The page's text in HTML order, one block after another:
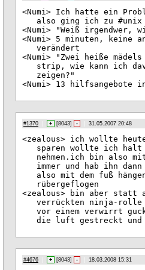
<Numi> Ich hatte ein
also ging ich zu #unix
<Numi> "Weiß irgendwer,
<Numi> 5 minuten, keine
verändert
<Numi> "Zwei heiße
strip, wie kann ich
zeigen?"
<Numi> 13 hilfsangebote
#1370 + [8043] - 31.05.2007 20:48
<zealous> ich wollte
sparen wollte ich halt
nehmen.ich bin also
immer und hab ihn
also mit dem fuß
rübergeflogen
<zealous> bin aber statt
verrückten ninja-rolle
vor einem verwirrt
die luft gestreckt und
#4676 + [8043] - 18.03.2008 15:31